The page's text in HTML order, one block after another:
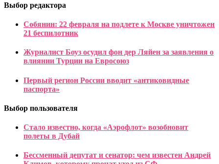
Выбор редактора
Собянин: 22 февраля на подлете к Москве уничтожен
21 беспилотник
Журналист Боуз осудил фон дер Ляйен за заявления о
влиянии Турции на Евросоюз
Первый регион России вводит «антиковидные
паспорта»
Выбор пользователя
Стало известно, когда «Аэрофлот» возобновит
полеты в Дубай
Бессменный депутат и сенатор: чем известен Андрей